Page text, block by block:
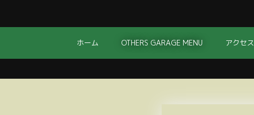
ホーム OTHERS GARAGE MENU アクセス